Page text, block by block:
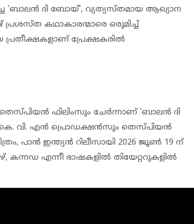
'ബാലന്‍ ദി ബോയ്', വ്യത്യസ്തമായ ആഖ്യാന
കഥാകാരന്മാരെ ഒരുമിച്ച്
പ്രേക്ഷകരില്‍
ഫിലിംസും ചേര്‍ന്നാണ് 'ബാലന്‍ ദി
വി. എന്‍ പ്രൊഡക്ഷന്‍സും തെസ്പിയന്‍
പാന്‍ ഇന്ത്യന്‍ റിലീസായി 2026 ജൂണ്‍ 19 ന്
കന്നഡ എന്നീ ഭാഷകളില്‍ തിയേറ്ററുകളില്‍